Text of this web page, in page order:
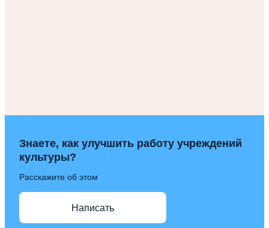
Знаете, как улучшить работу учреждений
культуры?
Расскажите об этом
Написать